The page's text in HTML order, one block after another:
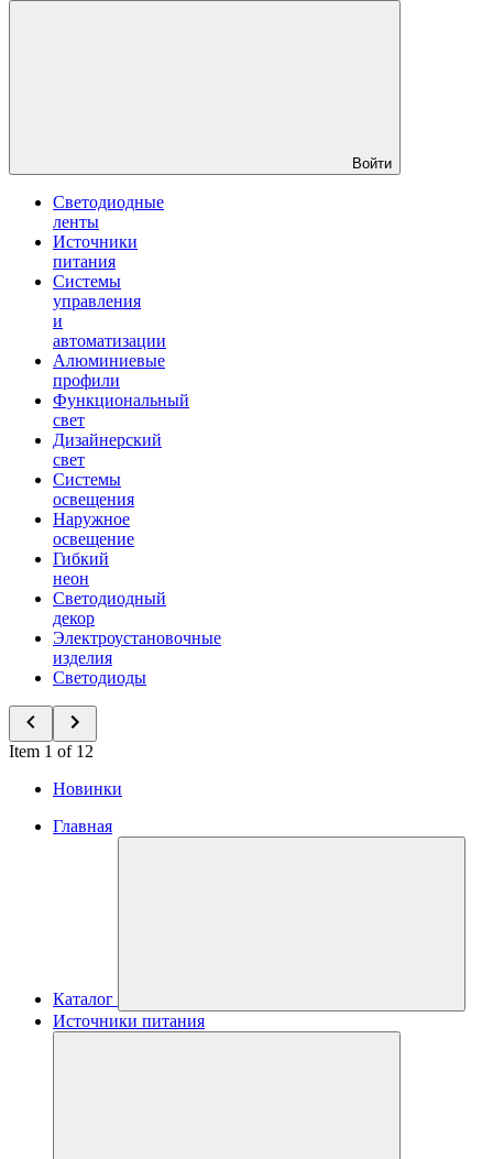
Войти
Светодиодные
ленты
Источники
питания
Системы
управления
и
автоматизации
Алюминиевые
профили
Функциональный
свет
Дизайнерский
свет
Системы
освещения
Наружное
освещение
Гибкий
неон
Светодиодный
декор
Электроустановочные
изделия
Светодиоды
Item 1 of 12
Новинки
Главная
Каталог
Источники питания